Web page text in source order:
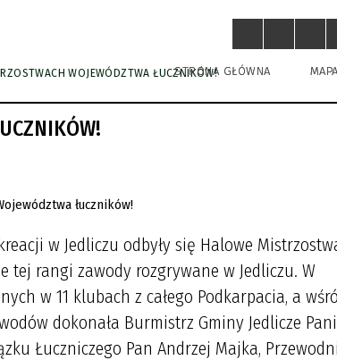
STRONA GŁÓWNA
WOJEWÓDZTWA ŁUCZNIKÓW!
w Jedliczu odbyły się Halowe
tej rangi zawody rozgrywane w Jedliczu. W
w 11 klubach z całego Podkarpacia, a
dokonała Burmistrz Gminy Jedlicze Pani
Łuczniczego Pan Andrzej Majka,